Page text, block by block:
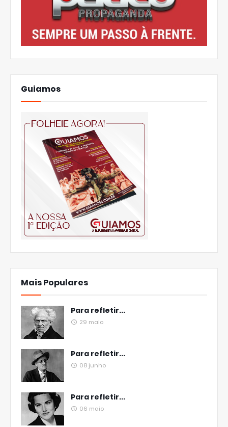
Guiamos
Mais Populares
Para refletir...
29 maio
Para refletir...
08 junho
Para refletir...
06 maio